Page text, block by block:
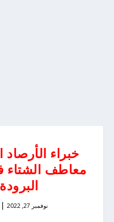
خبراء الأرصاد
معاطف
نوفمبر 27, 2022